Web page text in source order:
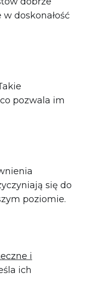
doskonałość
pozwala im
się do
poziomie.
i
ich